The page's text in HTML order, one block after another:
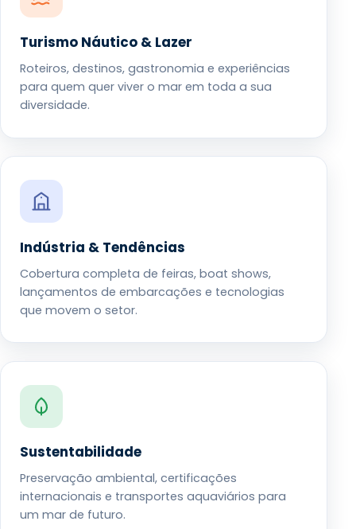
Turismo Náutico & Lazer
Roteiros, destinos, gastronomia e experiências
para quem quer viver o mar em toda a sua
diversidade.
Indústria & Tendências
Cobertura completa de feiras, boat shows,
lançamentos de embarcações e tecnologias
que movem o setor.
Sustentabilidade
Preservação ambiental, certificações
internacionais e transportes aquaviários para
um mar de futuro.